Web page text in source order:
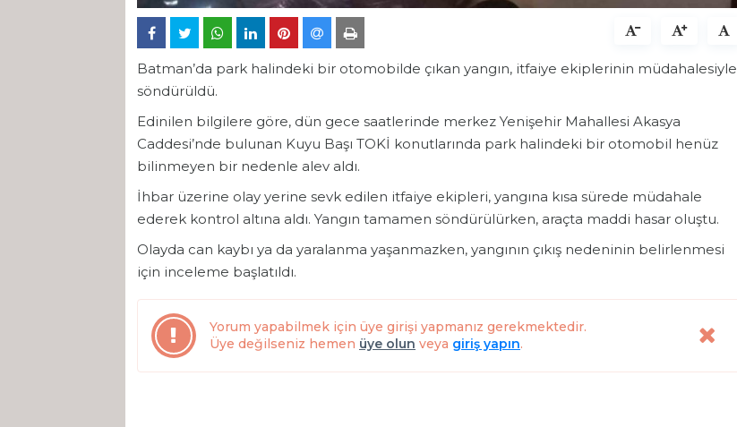
Batman’da park halindeki bir otomobilde çıkan yangın, itfaiye ekiplerinin müdahalesiyle
söndürüldü.
Edinilen bilgilere göre, dün gece saatlerinde merkez Yenişehir Mahallesi Akasya
Caddesi’nde bulunan Kuyu Başı TOKİ konutlarında park halindeki bir otomobil henüz
bilinmeyen bir nedenle alev aldı.
İhbar üzerine olay yerine sevk edilen itfaiye ekipleri, yangına kısa sürede müdahale
ederek kontrol altına aldı. Yangın tamamen söndürülürken, araçta maddi hasar oluştu.
Olayda can kaybı ya da yaralanma yaşanmazken, yangının çıkış nedeninin belirlenmesi
için inceleme başlatıldı.
Yorum yapabilmek için üye girişi yapmanız gerekmektedir.
Üye değilseniz hemen üye olun veya giriş yapın.